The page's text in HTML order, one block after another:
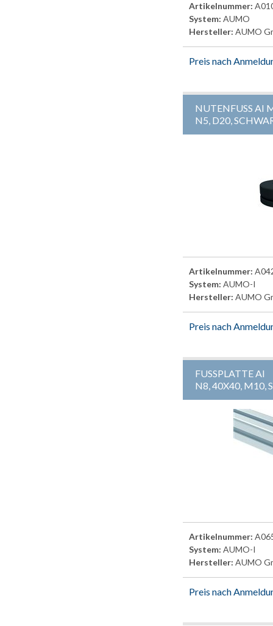
Artikelnummer:
System: AUMO
Hersteller: AUMO
Preis nach
NUTENFUSS AI
N5, D20,
Artikelnummer:
System: AUMO-I
Hersteller: AUMO
Preis nach
FUSSPLATTE AI
N8, 40X40, M10,
Artikelnummer:
System: AUMO-I
Hersteller: AUMO
Preis nach